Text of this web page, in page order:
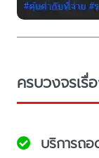
ครบวงจรเรื่
บริการถอ